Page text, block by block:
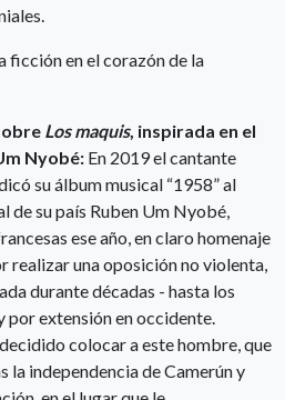
ficción en el corazón de la
Los maquis, inspirada en el
Nyobé: En 2019 el cantante
su álbum musical “1958” al
de su país Ruben Um Nyobé,
ese año, en claro homenaje
realizar una oposición no violenta,
durante décadas - hasta los
por extensión en occidente.
colocar a este hombre, que
la independencia de Camerún y